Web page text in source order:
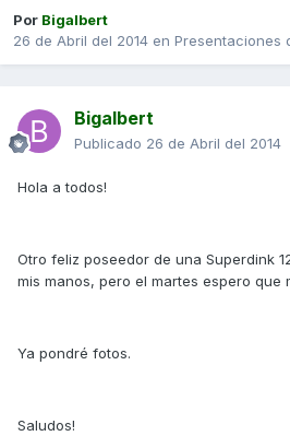
Por Bigalbert
26 de Abril del 2014 en Presentaciones
Bigalbert
Publicado 26 de Abril del 2014
Hola a todos!
Otro feliz poseedor de una Superdink
mis manos, pero el martes espero que
Ya pondré fotos.
Saludos!